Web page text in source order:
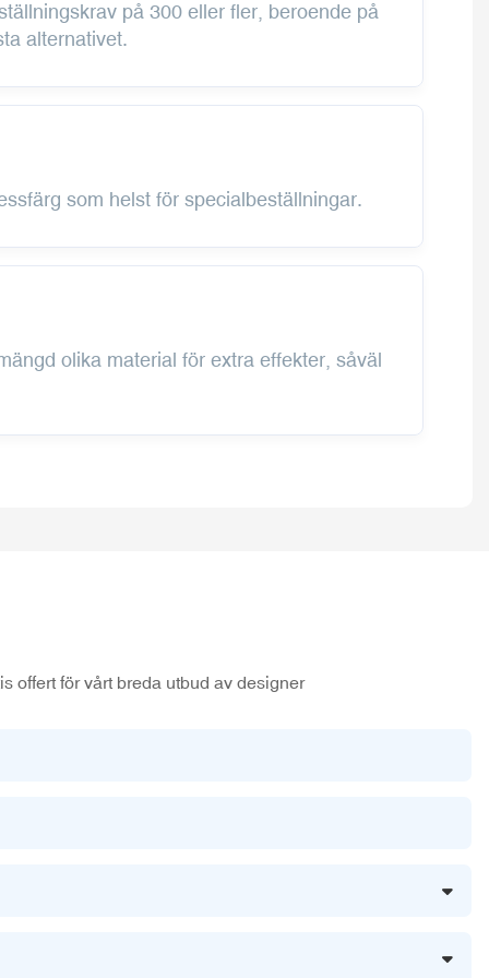
på 300 eller fler, beroende på
alternativet.
som helst för specialbeställningar.
olika material för extra effekter, såväl
offert för vårt breda utbud av designer